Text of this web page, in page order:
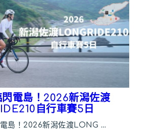
電島！2026新潟佐渡
自行車賽5日
島！2026新潟佐渡LONG …